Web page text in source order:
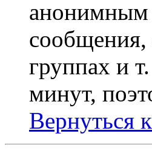
анонимным
сообщения,
группах и
минут,
Вернуться